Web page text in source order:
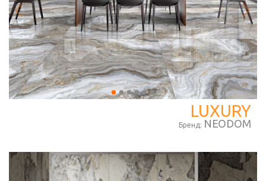
LUXURY
Бренд: NEODOM